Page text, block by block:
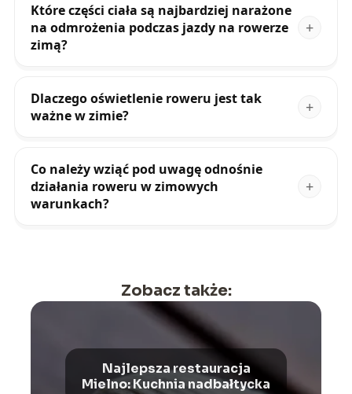
Które części ciała są najbardziej narażone
na odmrożenia podczas jazdy na rowerze
zimą?
Dlaczego oświetlenie roweru jest tak
ważne w zimie?
Co należy wziąć pod uwagę odnośnie
działania roweru w zimowych
warunkach?
Zobacz także:
Najlepsza restauracja
Mielno: Kuchnia nadbałtycka